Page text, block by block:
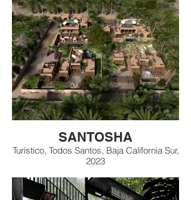
SANTOSHA
Turístico, Todos Santos, Baja California Sur,
2023